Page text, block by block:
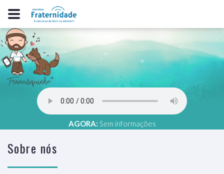
AGORA: Sem informações
Sobre nós